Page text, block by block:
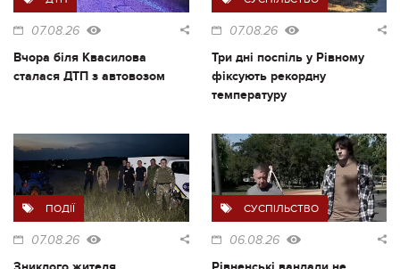
07.08.26
Вчора біля Квасилова
сталася ДТП з автовозом
07.08.26
Три дні поспіль у Рівному
фіксують рекордну
температуру
ПОДІЇ
07.08.26
СУСПІЛЬСТВО
06.08.26